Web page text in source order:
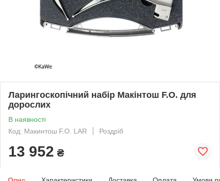
Ларингоскопічний набір Макінтош F.O. для
дорослих
В наявності
Код: Макинтош F.O. LAR
Роздріб
13 952 ₴